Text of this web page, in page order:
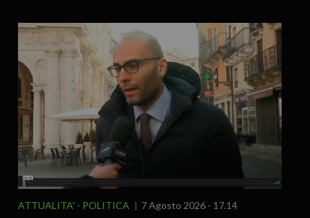
ATTUALITA' POLITICA 7 Agosto 2026 - 17.14